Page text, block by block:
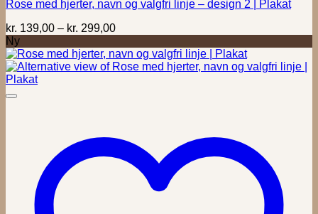
Rose med hjerter, navn og valgfri linje – design 2 | Plakat
kr. 139,00 – kr. 299,00Prisinterval:
til
kr. 299,00
Ny